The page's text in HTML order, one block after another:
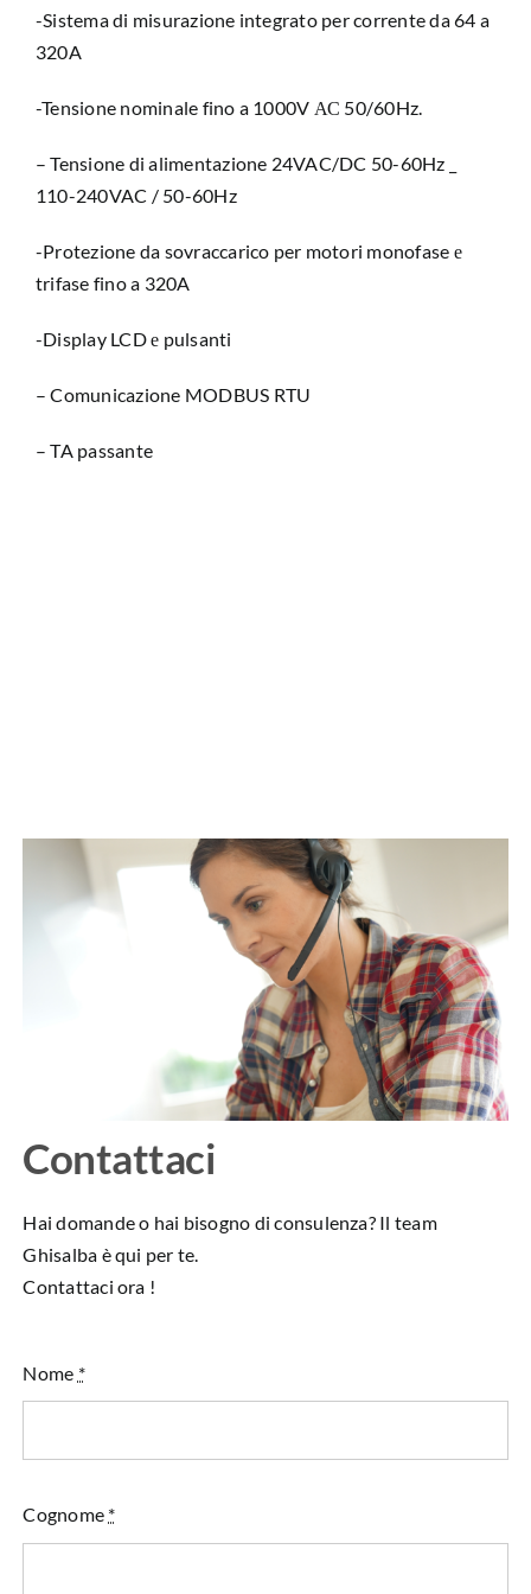
-Sistema di misurazione integrato per corrente da 64 a
320A
-Tensione nominale fino a 1000V АС 50/60Hz.
– Tensione di alimentazione 24VAC/DC 50-60Hz _
110-240VAC / 50-60Hz
-Protezione da sovraccarico per motori monofase е
trifase fino a 320A
-Display LCD е pulsanti
– Comunicazione MODBUS RTU
– TA passante
Contattaci
Hai domande o hai bisogno di consulenza? Il team
Ghisalba è qui per te.
Contattaci ora !
Nome *
Cognome *